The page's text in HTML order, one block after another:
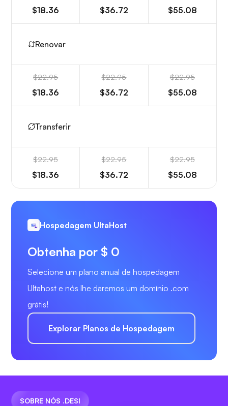
$18.36 $36.72 $55.08
Renovar
$22.95
$18.36
$22.95
$36.72
$22.95
$55.08
Transferir
$22.95
$18.36
$22.95
$36.72
$22.95
$55.08
Hospedagem UltaHost
Obtenha por $ 0
Selecione um plano anual de hospedagem
Ultahost e nós lhe daremos um domínio .com
grátis!
Explorar Planos de Hospedagem
SOBRE NÓS .DESI